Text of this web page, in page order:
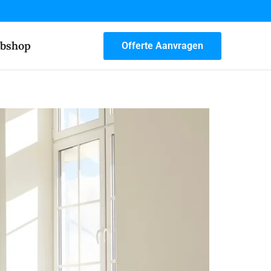
Offerte Aanvragen